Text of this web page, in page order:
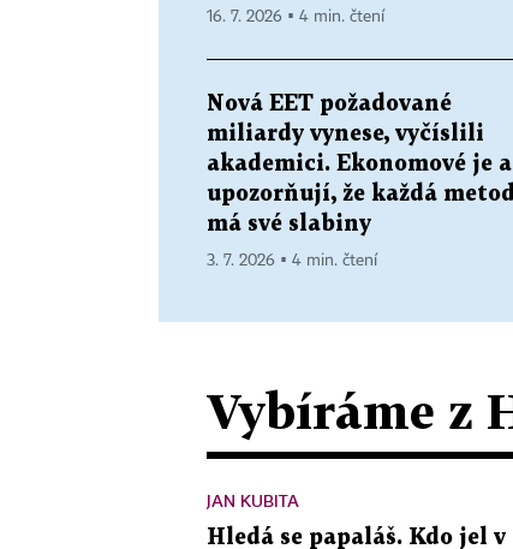
16. 7. 2026 ▪ 4 min. čtení
Nová EET požadované
miliardy vynese, vyčíslili
akademici. Ekonomové je
upozorňují, že každá
má své slabiny
3. 7. 2026 ▪ 4 min. čtení
Vybíráme z
JAN KUBITA
Hledá se papaláš. Kdo jel